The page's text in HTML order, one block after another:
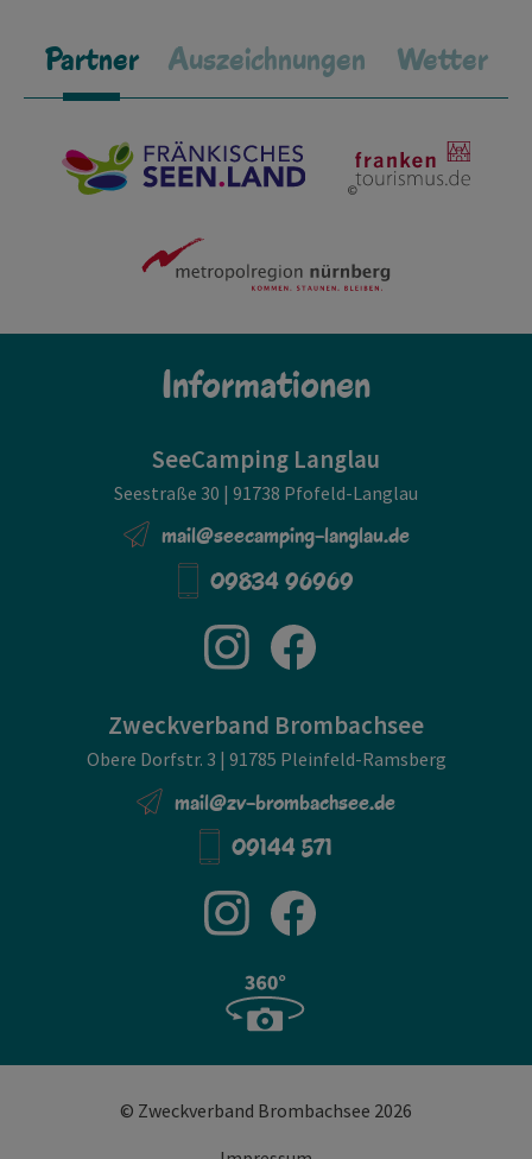
Partner Auszeichnungen Wetter
Informationen
SeeCamping Langlau
Seestraße 30 | 91738 Pfofeld-Langlau
mail@seecamping-langlau.de
09834 96969
Zweckverband Brombachsee
Obere Dorfstr. 3 | 91785 Pleinfeld-Ramsberg
mail@zv-brombachsee.de
09144 571
© Zweckverband Brombachsee 2026